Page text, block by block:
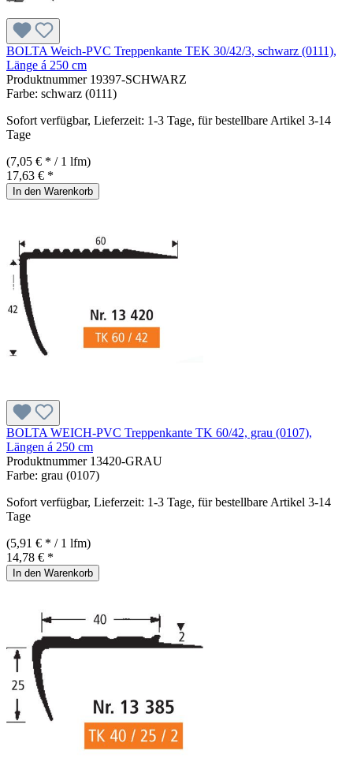
BOLTA Weich-PVC Treppenkante TEK 30/42/3, schwarz (0111),
Länge á 250 cm
Produktnummer 19397-SCHWARZ
Farbe: schwarz (0111)
Sofort verfügbar, Lieferzeit: 1-3 Tage, für bestellbare Artikel 3-14
Tage
(7,05 € * / 1 lfm)
17,63 € *
In den Warenkorb
BOLTA WEICH-PVC Treppenkante TK 60/42, grau (0107),
Längen á 250 cm
Produktnummer 13420-GRAU
Farbe: grau (0107)
Sofort verfügbar, Lieferzeit: 1-3 Tage, für bestellbare Artikel 3-14
Tage
(5,91 € * / 1 lfm)
14,78 € *
In den Warenkorb